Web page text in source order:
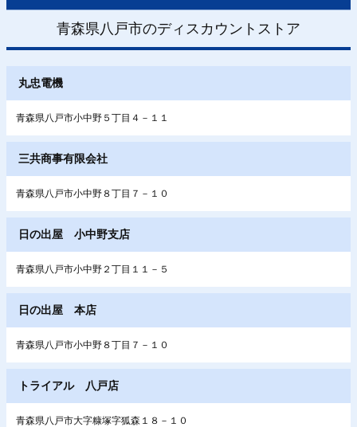
青森県八戸市のディスカウントストア
丸忠電機
青森県八戸市小中野５丁目４－１１
三共商事有限会社
青森県八戸市小中野８丁目７－１０
日の出屋 小中野支店
青森県八戸市小中野２丁目１１－５
日の出屋 本店
青森県八戸市小中野８丁目７－１０
トライアル 八戸店
青森県八戸市大字糠塚字狐森１８－１０